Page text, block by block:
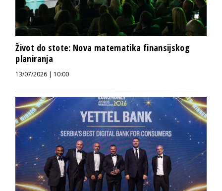
Život do stote: Nova matematika finansijskog
planiranja
13/07/2026 | 10:00